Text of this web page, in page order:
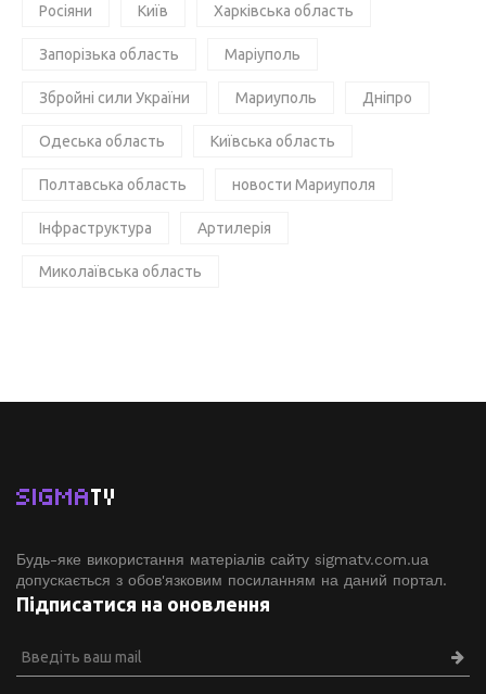
Росіяни Київ Харківська область
Запорізька область Маріуполь
Збройні сили України Мариуполь Дніпро
Одеська область Київська область
Полтавська область новости Мариуполя
Інфраструктура Артилерія
Миколаївська область
SIGMATV
Будь-яке використання матеріалів сайту sigmatv.com.ua
допускається з обов'язковим посиланням на даний портал.
Підписатися на оновлення